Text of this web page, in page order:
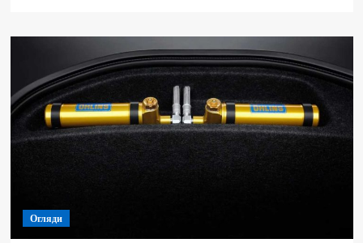
i4
–
Спортивный
электроседан
с
электрическим
приводом
Огляди